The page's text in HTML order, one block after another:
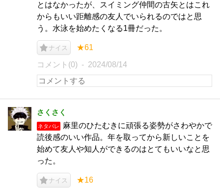
とはなかったが、スイミング仲間の古矢とはこれ
からもいい距離感の友人でいられるのではと思
う。水泳を始めたくなる1冊だった。
ナイス ★61
コメント(0) 2024/08/14
さくさく
ネタバレ
麻里のひたむきに頑張る姿勢がさわやかで
読後感のいい作品。年を取ってから新しいことを
始めて友人や知人ができるのはとてもいいなと思
った。
ナイス ★16